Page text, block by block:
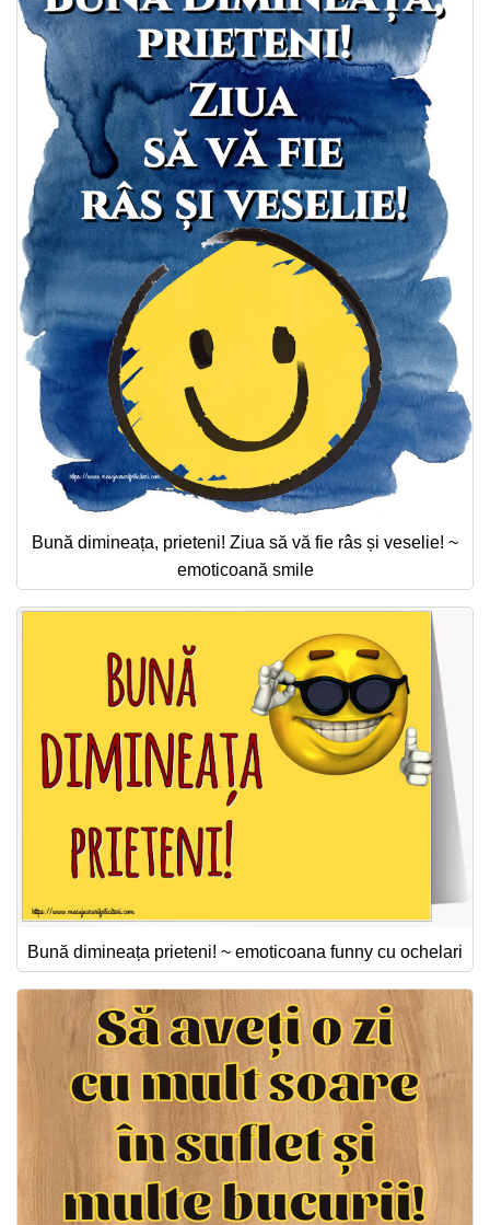
Bună dimineața, prieteni! Ziua să vă fie râs și veselie! ~
emoticoană smile
Bună dimineața prieteni! ~ emoticoana funny cu ochelari